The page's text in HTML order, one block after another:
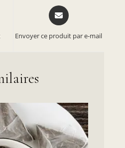
Envoyer ce produit par e-mail